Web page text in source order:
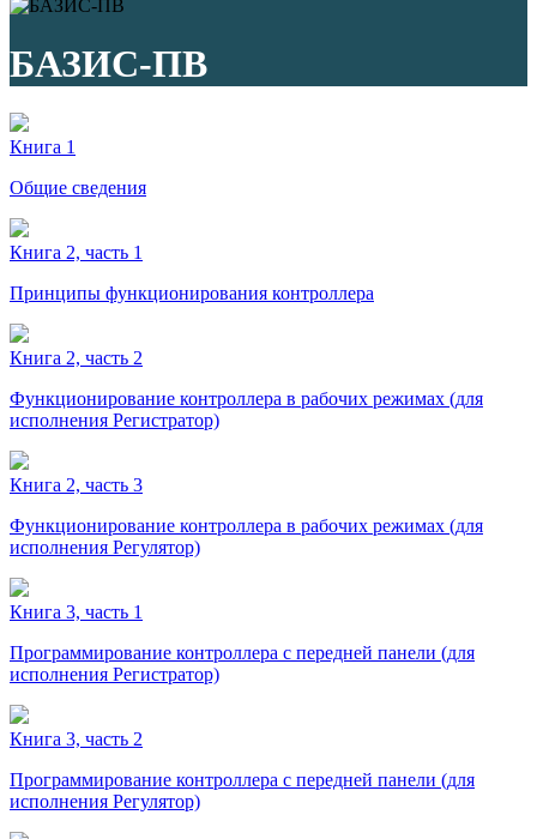
БАЗИС-ПВ
Книга 1
Общие сведения
Книга 2, часть 1
Принципы функционирования контроллера
Книга 2, часть 2
Функционирование контроллера в рабочих режимах (для
исполнения Регистратор)
Книга 2, часть 3
Функционирование контроллера в рабочих режимах (для
исполнения Регулятор)
Книга 3, часть 1
Программирование контроллера с передней панели (для
исполнения Регистратор)
Книга 3, часть 2
Программирование контроллера с передней панели (для
исполнения Регулятор)